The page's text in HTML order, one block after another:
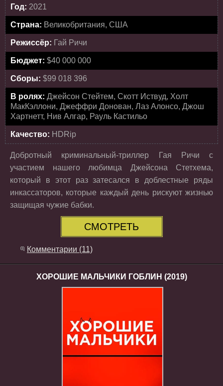
Год: 2021
Страна: Великобритания, США
Режиссёр: Гай Ричи
Бюджет: $40 000 000
Сборы: $99 018 396
В ролях: Джейсон Стейтем, Скотт Иствуд, Холт
МакКэллони, Джеффри Донован, Лаз Алонсо, Джош
Хартнетт, Нив Алгар, Рауль Кастильо
Качество: HDRip
Добротный криминальный-триллер Гая Ричи с
участием нашего любимца Джейсона Стетхема,
который в этот раз затесался в доблестные ряды
инкассаторов, которые каждый день рискуют жизнью
защищая чужие бабки.
СМОТРЕТЬ
Комментарии (11)
ХОРОШИЕ МАЛЬЧИКИ ГОБЛИН (2019)